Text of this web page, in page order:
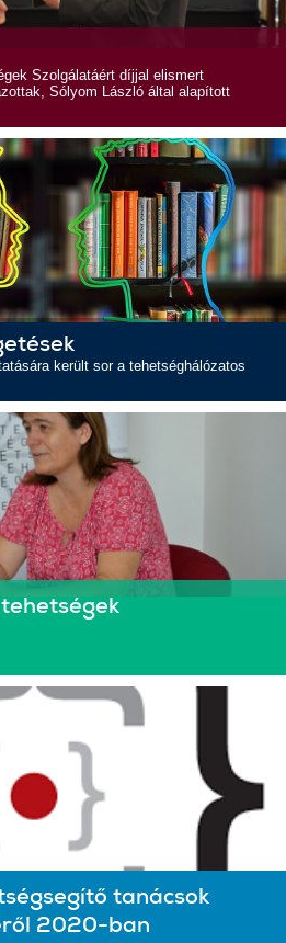
Szolgálatáért díjjal elismert
Sólyom László által alapított
került sor a tehetséghálózatos
tanácsok
2020-ban